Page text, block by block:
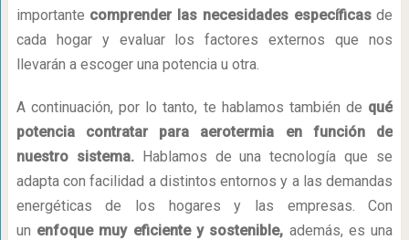
importante comprender las necesidades específicasde
cada hogar y evaluar los factores externos que nos
llevarán a escoger una potencia u otra.
A continuación, por lo tanto, te hablamos también de qué
potencia contratar para aerotermia en función de
nuestro sistema.Hablamos de una tecnología que se
adapta con facilidad a distintos entornos y a las demandas
energéticas de los hogares y las empresas. Con
un enfoque muy eficiente y sostenible, además, es una